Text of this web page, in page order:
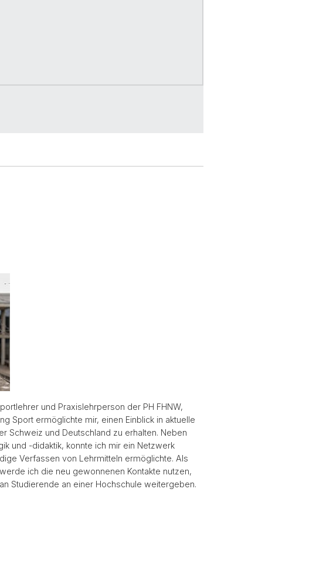
und Praxislehrperson der PH FHNW,
Sport ermöglichte mir, einen Einblick in aktuelle
Schweiz und Deutschland zu erhalten. Neben
und -didaktik, konnte ich mir ein Netzwerk
Verfassen von Lehrmitteln ermöglichte. Als
ich die neu gewonnenen Kontakte nutzen,
Studierende an einer Hochschule weitergeben.